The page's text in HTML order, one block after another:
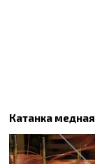
Катанка медная